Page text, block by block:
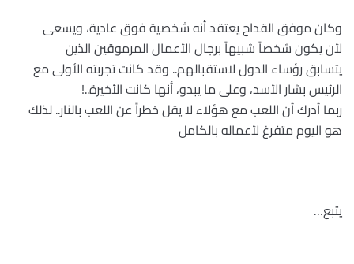
وكان موفق القداح يعتقد أنه شخصية فوق عادية، ويسعى
لأن يكون شخصاً شبيهاً برجال الأعمال المرموقين الذين
يتسابق رؤساء الدول لاستقبالهم.. وقد كانت تجربته الأولى مع
الرئيس بشار الأسد، وعلى ما يبدو، أنها كانت الأخيرة..!
ربما أدرك أن اللعب مع هؤلاء لا يقل خطراً عن اللعب بالنار.. لذلك
هو اليوم متفرغ لأعماله بالكامل
يتبع…